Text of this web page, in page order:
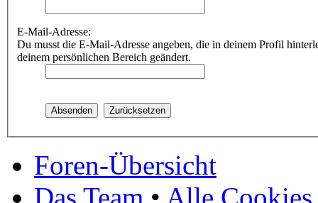
E-Mail-Adresse:
Du musst die E-Mail-Adresse angeben, die in deinem Profil
deinem persönlichen Bereich geändert.
Foren-Übersicht